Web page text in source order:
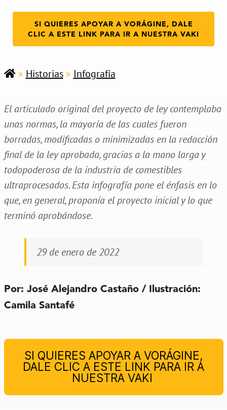
SI QUIERES APOYAR A VORÁGINE, DALE
CLIC A ESTE LINK PARA IR A NUESTRA VAKI
» Historias» Infografía
El articulado original del proyecto de ley contemplaba
unas normas, la mayoría de las cuales fueron
borradas, modificadas o minimizadas en la redacción
final de la ley aprobada, gracias a la mano larga y
todopoderosa de la industria de comestibles
ultraprocesados. Esta infografía pone el énfasis en lo
que, en general, proponía el proyecto inicial y lo que
terminó aprobándose.
29 de enero de 2022
Por: José Alejandro Castaño / Ilustración:
Camila Santafé
SI QUIERES APOYAR A VORÁGINE,
DALE CLIC A ESTE LINK PARA IR A
NUESTRA VAKI